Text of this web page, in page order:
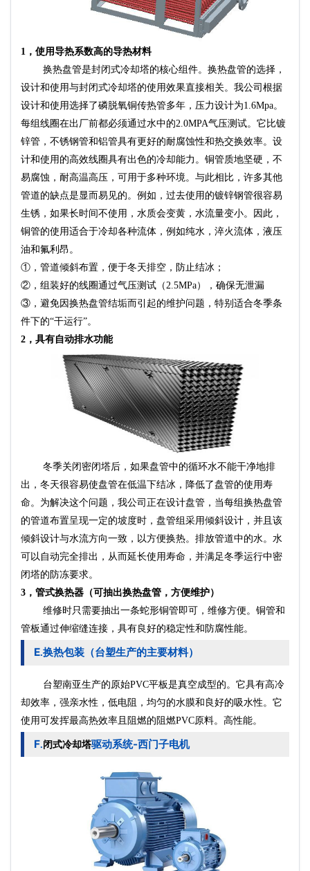
1，使用导热系数高的导热材料
换热盘管是封闭式冷却塔的核心组件。换热盘管的选择，
设计和使用与封闭式冷却塔的使用效果直接相关。我公司根据
设计和使用选择了磷脱氧铜传热管多年，压力设计为1.6Mpa。
每组线圈在出厂前都必须通过水中的2.0MPA气压测试。它比镀
锌管，不锈钢管和铝管具有更好的耐腐蚀性和热交换效率。设
计和使用的高效线圈具有出色的冷却能力。铜管质地坚硬，不
易腐蚀，耐高温高压，可用于多种环境。与此相比，许多其他
管道的缺点是显而易见的。例如，过去使用的镀锌钢管很容易
生锈，如果长时间不使用，水质会变黄，水流量变小。因此，
铜管的使用适合于冷却各种流体，例如纯水，淬火流体，液压
油和氟利昂。
①，管道倾斜布置，便于冬天排空，防止结冰；
②，组装好的线圈通过气压测试（2.5MPa），确保无泄漏
③，避免因换热盘管结垢而引起的维护问题，特别适合冬季条
件下的“干运行”。
2，具有自动排水功能
冬季关闭密闭塔后，如果盘管中的循环水不能干净地排
出，冬天很容易使盘管在低温下结冰，降低了盘管的使用寿
命。为解决这个问题，我公司正在设计盘管，当每组换热盘管
的管道布置呈现一定的坡度时，盘管组采用倾斜设计，并且该
倾斜设计与水流方向一致，以方便换热。排放管道中的水。水
可以自动完全排出，从而延长使用寿命，并满足冬季运行中密
闭塔的防冻要求。
3，管式换热器（可抽出换热盘管，方便维护）
维修时只需要抽出一条蛇形铜管即可，维修方便。铜管和
管板通过伸缩缝连接，具有良好的稳定性和防腐性能。
E.换热包装（台塑生产的主要材料）
台塑南亚生产的原始PVC平板是真空成型的。它具有高冷
却效率，强亲水性，低电阻，均匀的水膜和良好的吸水性。它
使用可发挥最高热效率且阻燃的阻燃PVC原料。高性能。
F.闭式冷却塔驱动系统-西门子电机